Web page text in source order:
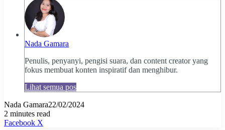
Nada Gamara
Penulis, penyanyi, pengisi suara, dan content creator yang
fokus membuat konten inspiratif dan menghibur.
Lihat semua pos
Nada Gamara22/02/2024
2 minutes read
Facebook X